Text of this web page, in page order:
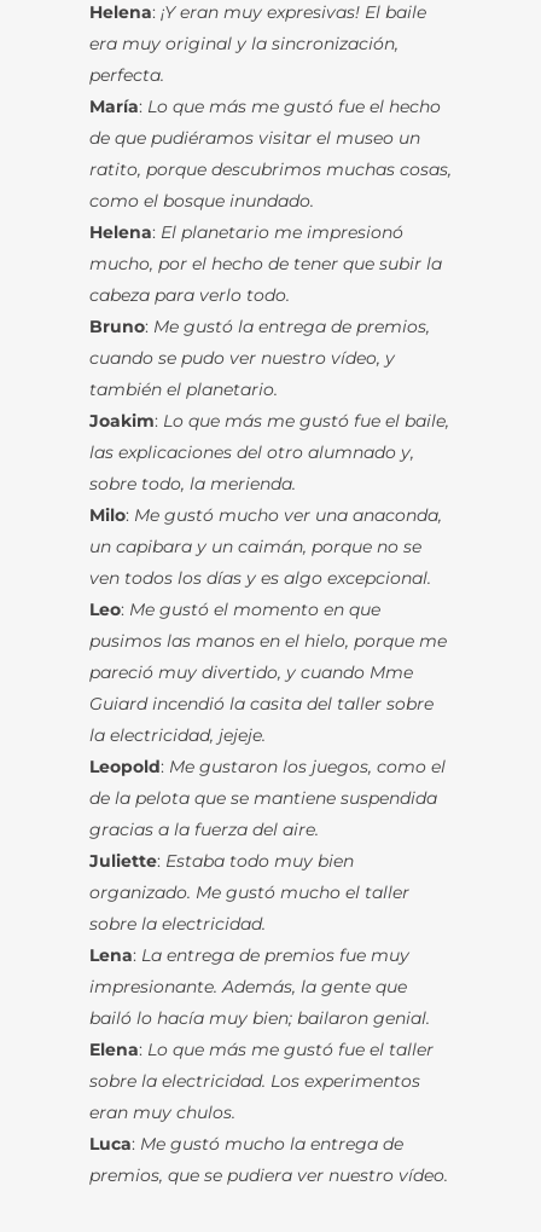
Helena: ¡Y eran muy expresivas! El baile
era muy original y la sincronización,
perfecta.
María: Lo que más me gustó fue el hecho
de que pudiéramos visitar el museo un
ratito, porque descubrimos muchas cosas,
como el bosque inundado.
Helena: El planetario me impresionó
mucho, por el hecho de tener que subir la
cabeza para verlo todo.
Bruno: Me gustó la entrega de premios,
cuando se pudo ver nuestro vídeo, y
también el planetario.
Joakim: Lo que más me gustó fue el baile,
las explicaciones del otro alumnado y,
sobre todo, la merienda.
Milo: Me gustó mucho ver una anaconda,
un capibara y un caimán, porque no se
ven todos los días y es algo excepcional.
Leo: Me gustó el momento en que
pusimos las manos en el hielo, porque me
pareció muy divertido, y cuando Mme
Guiard incendió la casita del taller sobre
la electricidad, jejeje.
Leopold: Me gustaron los juegos, como el
de la pelota que se mantiene suspendida
gracias a la fuerza del aire.
Juliette: Estaba todo muy bien
organizado. Me gustó mucho el taller
sobre la electricidad.
Lena: La entrega de premios fue muy
impresionante. Además, la gente que
bailó lo hacía muy bien; bailaron genial.
Elena: Lo que más me gustó fue el taller
sobre la electricidad. Los experimentos
eran muy chulos.
Luca: Me gustó mucho la entrega de
premios, que se pudiera ver nuestro vídeo.